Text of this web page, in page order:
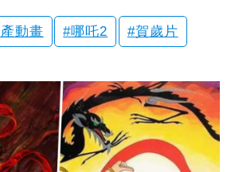
動畫 哪吒2 賀歲片